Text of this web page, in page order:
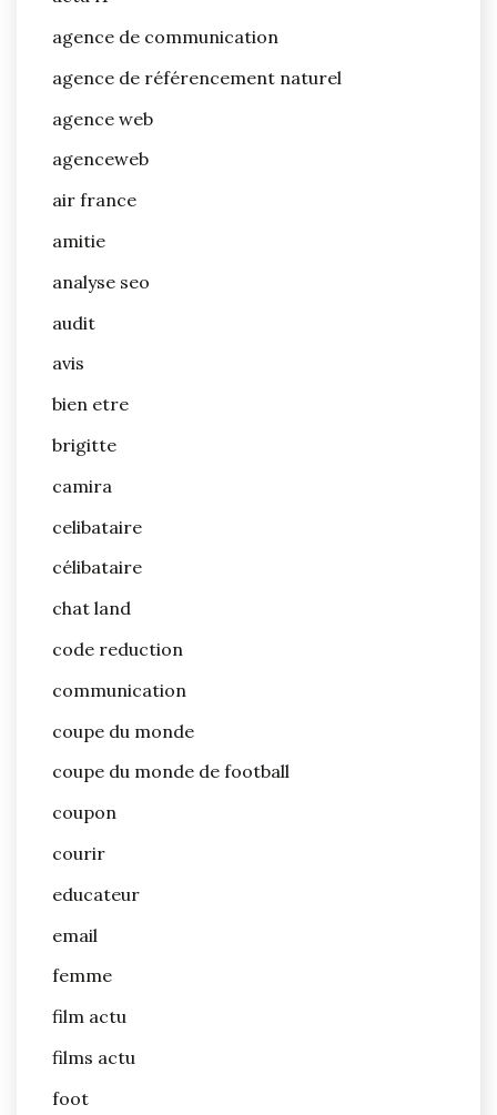
agence de communication
agence de référencement naturel
agence web
agenceweb
air france
amitie
analyse seo
audit
avis
bien etre
brigitte
camira
celibataire
célibataire
chat land
code reduction
communication
coupe du monde
coupe du monde de football
coupon
courir
educateur
email
femme
film actu
films actu
foot